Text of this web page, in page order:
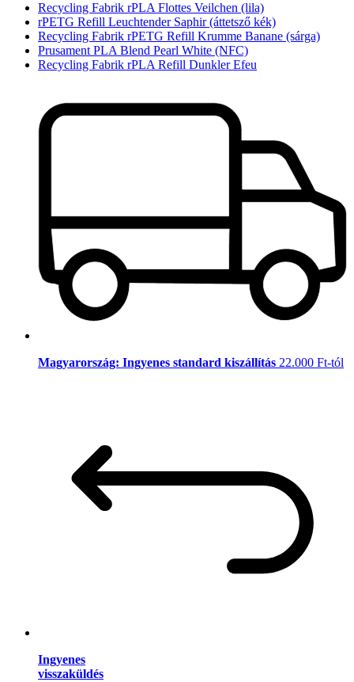
Recycling Fabrik rPLA Flottes Veilchen (lila)
rPETG Refill Leuchtender Saphir (áttetsző kék)
Recycling Fabrik rPETG Refill Krumme Banane (sárga)
Prusament PLA Blend Pearl White (NFC)
Recycling Fabrik rPLA Refill Dunkler Efeu
Magyarország: Ingyenes standard kiszállítás 22.000 Ft-tól
Ingyenes
visszaküldés